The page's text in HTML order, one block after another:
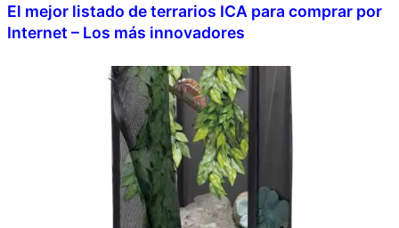
El mejor listado de terrarios ICA para comprar por
Internet – Los más innovadores